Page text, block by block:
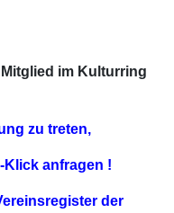
im Kulturring
zu treten,
Klick anfragen !
der